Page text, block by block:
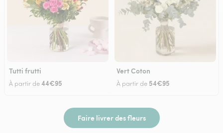
Tutti frutti
À partir de44€95
Vert Coton
À partir de 54€95
Faire livrer des fleurs